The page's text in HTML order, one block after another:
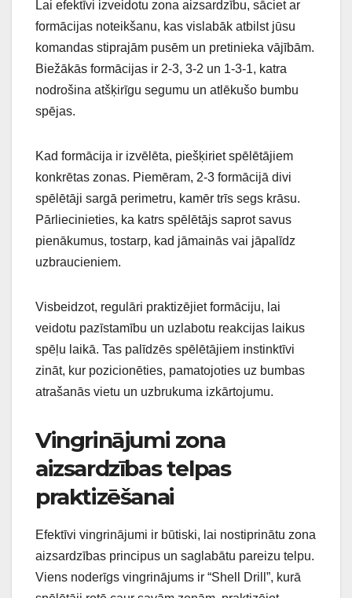
Lai efektīvi izveidotu zona aizsardzību, sāciet ar
formācijas noteikšanu, kas vislabāk atbilst jūsu
komandas stiprajām pusēm un pretinieka vājībām.
Biežākās formācijas ir 2-3, 3-2 un 1-3-1, katra
nodrošina atšķirīgu segumu un atlēkušo bumbu
spējas.
Kad formācija ir izvēlēta, piešķiriet spēlētājiem
konkrētas zonas. Piemēram, 2-3 formācijā divi
spēlētāji sargā perimetru, kamēr trīs segs krāsu.
Pārliecinieties, ka katrs spēlētājs saprot savus
pienākumus, tostarp, kad jāmainās vai jāpalīdz
uzbraucieniem.
Visbeidzot, regulāri praktizējiet formāciju, lai
veidotu pazīstamību un uzlabotu reakcijas laikus
spēļu laikā. Tas palīdzēs spēlētājiem instinktīvi
zināt, kur pozicionēties, pamatojoties uz bumbas
atrašanās vietu un uzbrukuma izkārtojumu.
Vingrinājumi zona
aizsardzības telpas
praktizēšanai
Efektīvi vingrinājumi ir būtiski, lai nostiprinātu zona
aizsardzības principus un saglabātu pareizu telpu.
Viens noderīgs vingrinājums ir “Shell Drill”, kurā